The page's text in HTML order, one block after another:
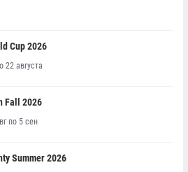
Cup 2026
22 августа
Fall 2026
по 5 сен
Summer 2026